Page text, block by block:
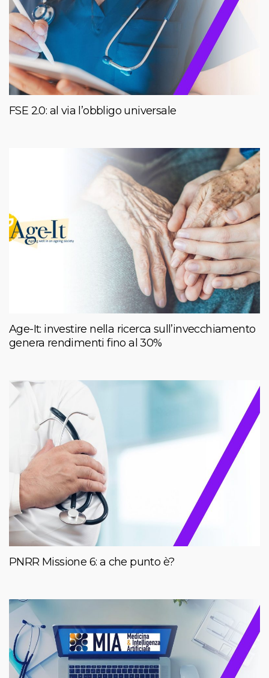
FSE 2.0: al via l’obbligo universale
Age-It: investire nella ricerca sull’invecchiamento
genera rendimenti fino al 30%
PNRR Missione 6: a che punto è?